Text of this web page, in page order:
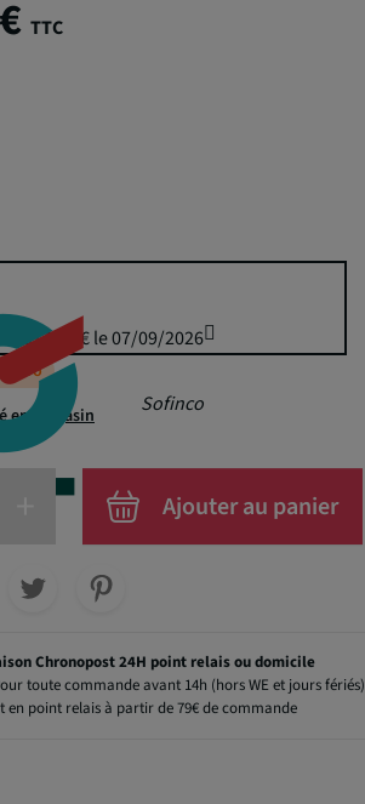
TTC
Sofinco
374,95 € le 07/09/2026
en magasin
Ajouter au panier
Chronopost 24H point relais ou domicile
toute commande avant 14h (hors WE et jours fériés)
en point relais à partir de 79€ de commande